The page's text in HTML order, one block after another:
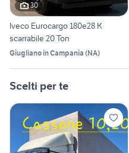
30
Iveco Eurocargo 180e28 K
scarrabile 20 Ton
Giugliano in Campania (NA)
Scelti per te